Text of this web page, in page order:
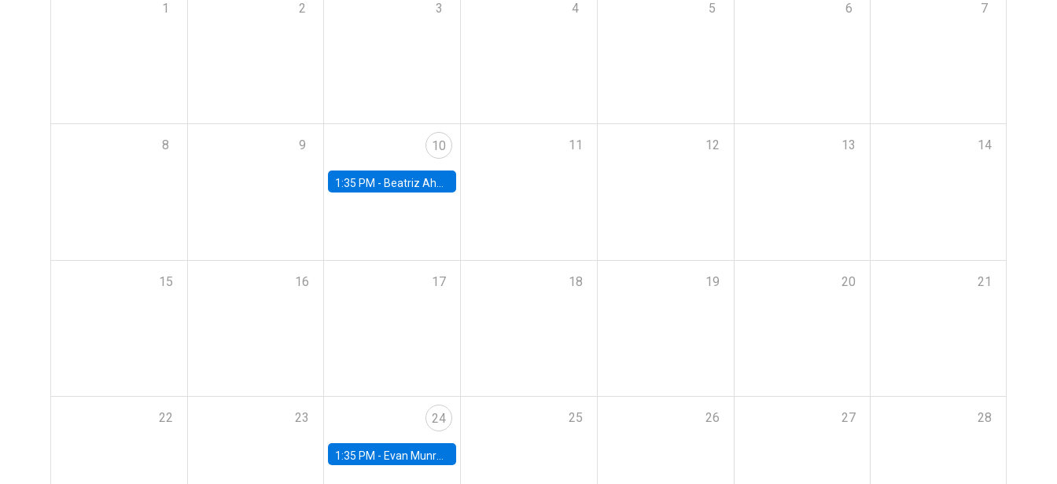
1 2 3 4 5 6 7
8 9 10
1:35 PM - Beatriz Ahumada, PhD candidate, Universidad de Pittsburgh
11 12 13 14
15 16 17 18 19 20 21
22 23 24
1:35 PM - Evan Munro, Neyman Visiting Assistant Professor in the Department of Statistics at UC Berkeley
25 26 27 28